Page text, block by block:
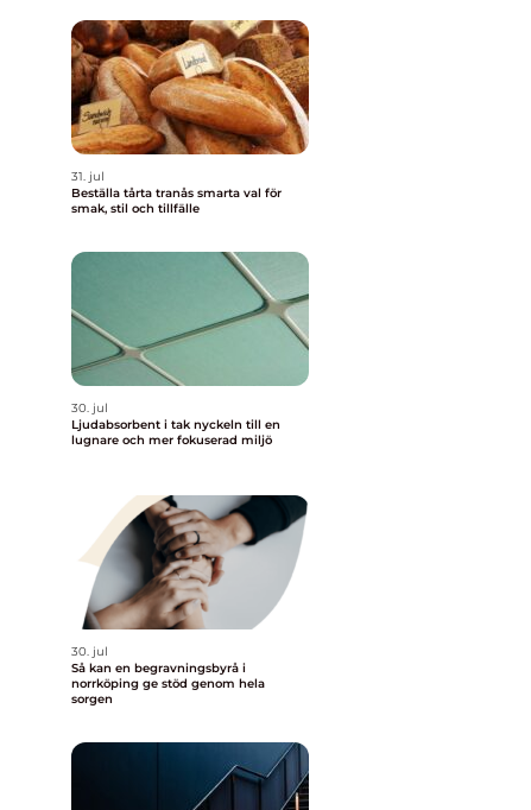
31. jul
Beställa tårta tranås smarta val för
smak, stil och tillfälle
30. jul
Ljudabsorbent i tak nyckeln till en
lugnare och mer fokuserad miljö
30. jul
Så kan en begravningsbyrå i
norrköping ge stöd genom hela
sorgen